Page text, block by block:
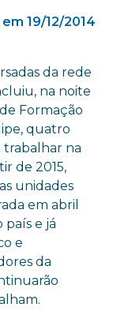
19/12/2014
da rede
na noite
Formação
quatro
trabalhar na
de 2015,
unidades
em abril
país e já
e
da